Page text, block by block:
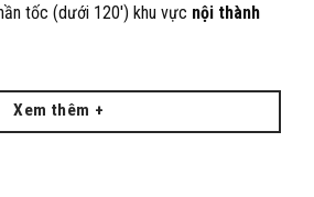
tốc (dưới 120') khu vực nội thành
Xem thêm +